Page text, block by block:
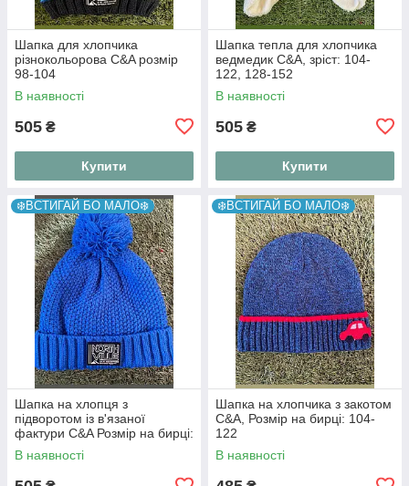
Шапка для хлопчика
різнокольорова C&A розмір
98-104
В наявності
505 ₴
Купити
Шапка тепла для хлопчика
ведмедик C&A, зріст: 104-
122, 128-152
В наявності
505 ₴
Купити
❄️ВСТИГАЙ БО МАЛО❄️
Шапка на хлопця з
підворотом із в'язаної
фактури C&A Розмір на бирці:
98-104
В наявності
❄️ВСТИГАЙ БО МАЛО❄️
Шапка на хлопчика з закотом
C&A, Розмір на бирці: 104-
122
В наявності